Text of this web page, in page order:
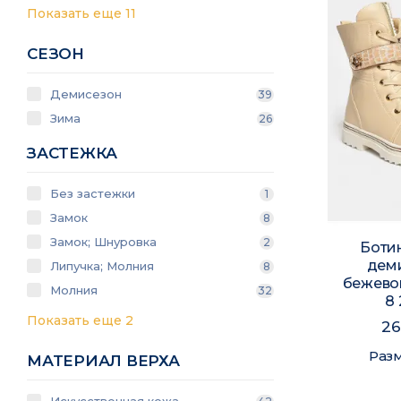
Показать еще 11
СЕЗОН
Демисезон 39
Зима 26
ЗАСТЕЖКА
Без застежки 1
Замок 8
Замок; Шнуровка 2
Липучка; Молния 8
Молния 32
Показать еще 2
МАТЕРИАЛ ВЕРХА
8